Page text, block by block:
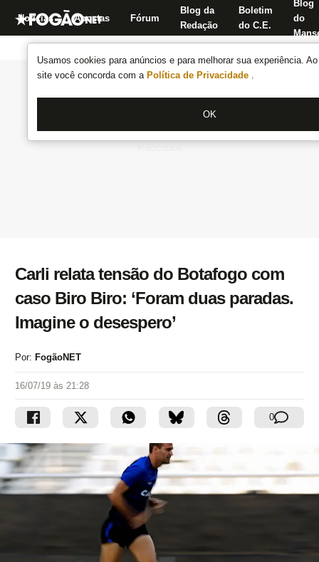
Usamos cookies para anúncios e para melhorar sua experiência.
site você concorda com a Política de Privacidade .
OK
Notícias Apostas Fórum
Blog da
Redação
Boletim
do C.E.
Blog
do
Carli relata tensão do Botafogo com
caso Biro Biro: ‘Foram duas paradas.
Imagine o desespero’
Por: FogãoNET
16/07/19 às 21:28
0